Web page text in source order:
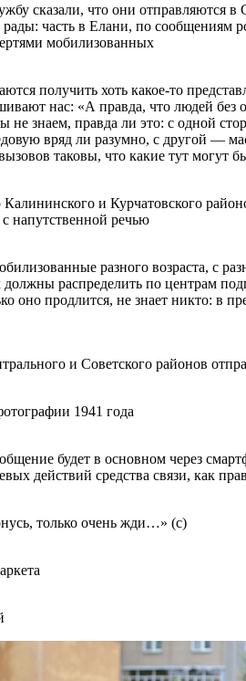
сказали, что они отправляются в
рады: часть в Елани, по сообщениям
мобилизованных
получить хоть какое-то
нас: «А правда, что людей без
знаем, правда ли это: с одной
вряд ли разумно, с другой —
таковы, что какие тут могут
и Курчатовского
напутственной речью
разного возраста, с
распределить по центрам
оно продлится, не знает никто: в
и Советского районов
1941 года
будет в основном через
действий средства связи, как
только очень жди…» (с)